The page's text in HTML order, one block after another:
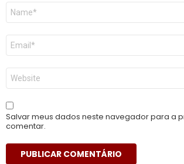
Nome
E-
mail
*
Site
Salvar meus dados neste navegador para a
comentar.